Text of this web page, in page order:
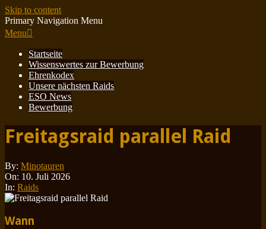
Skip to content
Primary Navigation Menu
Menu
Startseite
Wissenswertes zur Bewerbung
Ehrenkodex
Unsere nächsten Raids
ESO News
Bewerbung
Freitagsraid parallel Raid
By: Minotauren
On: 10. Juli 2026
In: Raids
Wann